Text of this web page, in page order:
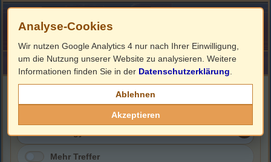
HOME ImpressumLinks
Russ Comegys
Mehr Treffer
Analyse-Cookies
Wir nutzen Google Analytics 4 nur nach Ihrer Einwilligung,
um die Nutzung unserer Website zu analysieren. Weitere
Informationen finden Sie in der Datenschutzerklärung
Ablehnen
Akzeptieren